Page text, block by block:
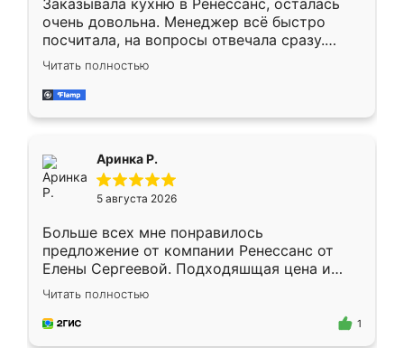
Заказывала кухню в Ренессанс, осталась
очень довольна. Менеджер всё быстро
посчитала, на вопросы отвечала сразу.
Замерщик приехал в субботу, подошёл к
делу со всей ответственностью. Собрали
за день, ребята работали аккуратно, даже
Читать полностью
Аринка Р.
5 августа 2026
Больше всех мне понравилось
предложение от компании Ренессанс от
Елены Сергеевой. Подходяшщая цена и
короткие сроки изготовления. Приехавший
для замера сотрудник Владислав
предложил по моему эскизу самый
Читать полностью
1